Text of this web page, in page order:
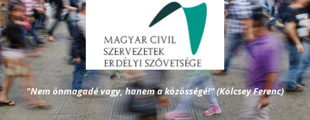
"Nem önmagadé vagy, hanem a közösségé!" (Kölcsey Ferenc)